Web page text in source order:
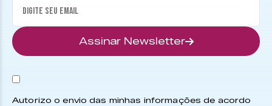
Assinar Newsletter
Autorizo o envio das minhas informações de acordo